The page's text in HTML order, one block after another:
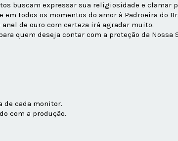
buscam expressar sua religiosidade e clamar
todos os momentos do amor à Padroeira do
de ouro com certeza irá agradar muito.
quem deseja contar com a proteção da Nossa
de cada monitor.
com a produção.